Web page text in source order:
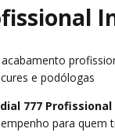
e podólogas
777 Profissional
para quem